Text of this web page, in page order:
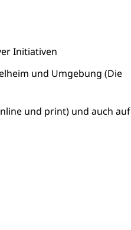
Initiativen
und Umgebung (Die
und print) und auch auf